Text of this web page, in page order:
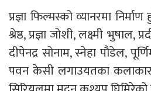
प्रज्ञा फिल्मस्को व्यानरमा
श्रेष्ठ, प्रज्ञा जोशी, लक्ष्मी भुषाल,
दीपेनद्र सोनाम, स्नेहा पौडेल,
पवन केसी लगाउयतका